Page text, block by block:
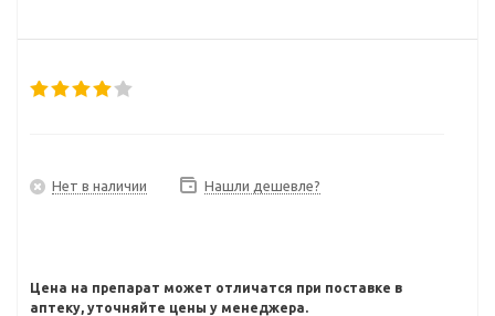
Нет в наличии Нашли дешевле?
Цена на препарат может отличатся при поставке в
аптеку, уточняйте цены у менеджера.